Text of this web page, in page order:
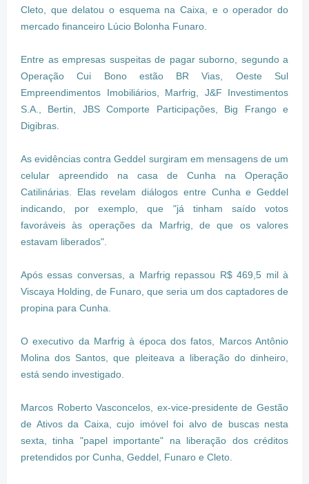
Cleto, que delatou o esquema na Caixa, e o operador do
mercado financeiro Lúcio Bolonha Funaro.
Entre as empresas suspeitas de pagar suborno, segundo a
Operação Cui Bono estão BR Vias, Oeste Sul
Empreendimentos Imobiliários, Marfrig, J&F Investimentos
S.A., Bertin, JBS Comporte Participações, Big Frango e
Digibras.
As evidências contra Geddel surgiram em mensagens de um
celular apreendido na casa de Cunha na Operação
Catilinárias. Elas revelam diálogos entre Cunha e Geddel
indicando, por exemplo, que "já tinham saído votos
favoráveis às operações da Marfrig, de que os valores
estavam liberados".
Após essas conversas, a Marfrig repassou R$ 469,5 mil à
Viscaya Holding, de Funaro, que seria um dos captadores de
propina para Cunha.
O executivo da Marfrig à época dos fatos, Marcos Antônio
Molina dos Santos, que pleiteava a liberação do dinheiro,
está sendo investigado.
Marcos Roberto Vasconcelos, ex-vice-presidente de Gestão
de Ativos da Caixa, cujo imóvel foi alvo de buscas nesta
sexta, tinha "papel importante" na liberação dos créditos
pretendidos por Cunha, Geddel, Funaro e Cleto.